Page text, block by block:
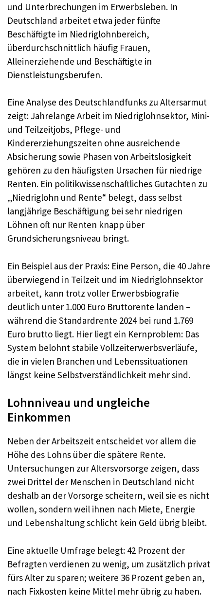
und Unterbrechungen im Erwerbsleben. In
Deutschland arbeitet etwa jeder fünfte
Beschäftigte im Niedriglohnbereich,
überdurchschnittlich häufig Frauen,
Alleinerziehende und Beschäftigte in
Dienstleistungsberufen.
Eine Analyse des Deutschlandfunks zu Altersarmut
zeigt: Jahrelange Arbeit im Niedriglohnsektor, Mini-
und Teilzeitjobs, Pflege- und
Kindererziehungszeiten ohne ausreichende
Absicherung sowie Phasen von Arbeitslosigkeit
gehören zu den häufigsten Ursachen für niedrige
Renten. Ein politikwissenschaftliches Gutachten zu
„Niedriglohn und Rente“ belegt, dass selbst
langjährige Beschäftigung bei sehr niedrigen
Löhnen oft nur Renten knapp über
Grundsicherungsniveau bringt.
Ein Beispiel aus der Praxis: Eine Person, die 40 Jahre
überwiegend in Teilzeit und im Niedriglohnsektor
arbeitet, kann trotz voller Erwerbsbiografie
deutlich unter 1.000 Euro Bruttorente landen –
während die Standardrente 2024 bei rund 1.769
Euro brutto liegt. Hier liegt ein Kernproblem: Das
System belohnt stabile Vollzeiterwerbsverläufe,
die in vielen Branchen und Lebenssituationen
längst keine Selbstverständlichkeit mehr sind.
Lohnniveau und ungleiche
Einkommen
Neben der Arbeitszeit entscheidet vor allem die
Höhe des Lohns über die spätere Rente.
Untersuchungen zur Altersvorsorge zeigen, dass
zwei Drittel der Menschen in Deutschland nicht
deshalb an der Vorsorge scheitern, weil sie es nicht
wollen, sondern weil ihnen nach Miete, Energie
und Lebenshaltung schlicht kein Geld übrig bleibt.
Eine aktuelle Umfrage belegt: 42 Prozent der
Befragten verdienen zu wenig, um zusätzlich privat
fürs Alter zu sparen; weitere 36 Prozent geben an,
nach Fixkosten keine Mittel mehr übrig zu haben.